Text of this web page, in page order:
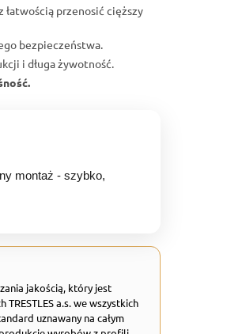
łatwością przenosić cięższy
bezpieczeństwa.
i długa żywotność.
montaż - szybko,
jakością, który jest
a.s. we wszystkich
uznawany na całym